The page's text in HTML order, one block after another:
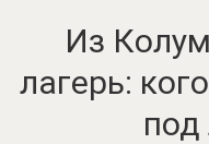
Из
лагерь: